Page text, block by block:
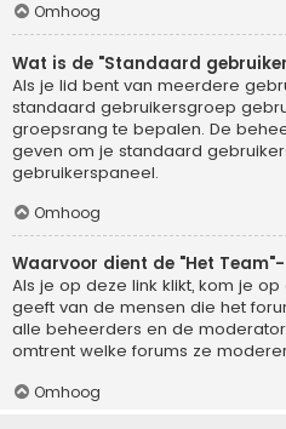
Omhoog
Wat is de "Standaard
Als je lid bent van meerdere
standaard gebruikersgroep
groepsrang te bepalen. De
geven om je standaard
gebruikerspaneel.
Omhoog
Waarvoor dient de "Het
Als je op deze link klikt, kom je
geeft van de mensen die het
alle beheerders en de
omtrent welke forums ze
Omhoog